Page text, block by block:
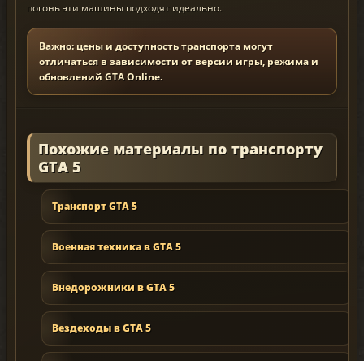
погонь эти машины подходят идеально.
Важно: цены и доступность транспорта могут
отличаться в зависимости от версии игры, режима и
обновлений GTA Online.
Похожие материалы по транспорту
GTA 5
Транспорт GTA 5
Военная техника в GTA 5
Внедорожники в GTA 5
Вездеходы в GTA 5